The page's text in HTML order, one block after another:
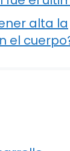
alta la
el